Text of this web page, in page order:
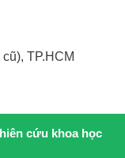
TP.HCM
cứu khoa học